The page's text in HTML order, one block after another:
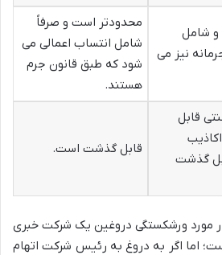
و شامل
نیز می
محدودتر است و صرفاً
شامل انتساب اعمالی می
شود که طبق قانون جرم
هستند.
قابل
گذشت
قابل گذشت است.
مورد ورشکستگی دروغین یک شرکت خبری
اما اگر به دروغ به رئیس شرکت اتهام